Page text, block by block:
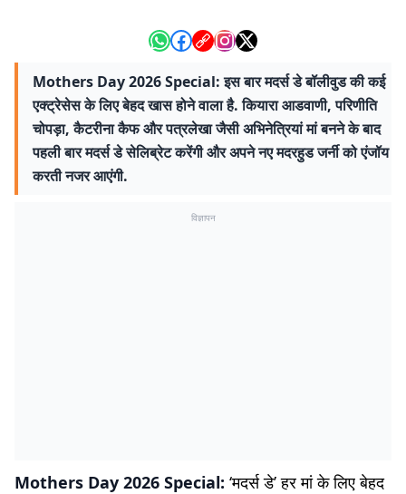
Mothers Day 2026 Special: इस बार मदर्स डे बॉलीवुड की कई
एक्ट्रेसेस के लिए बेहद खास होने वाला है. कियारा आडवाणी, परिणीति
चोपड़ा, कैटरीना कैफ और पत्रलेखा जैसी अभिनेत्रियां मां बनने के बाद
पहली बार मदर्स डे सेलिब्रेट करेंगी और अपने नए मदरहुड जर्नी को एंजॉय
करती नजर आएंगी.
विज्ञापन
Mothers Day 2026 Special: ‘मदर्स डे’ हर मां के लिए बेहद